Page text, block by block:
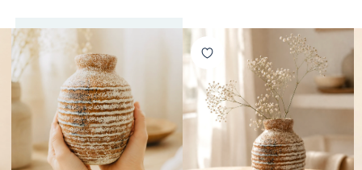
הוראות טיפול/ ניקוי:
שטיפה ידנית בלבד.
משלוח מהירמשלוח